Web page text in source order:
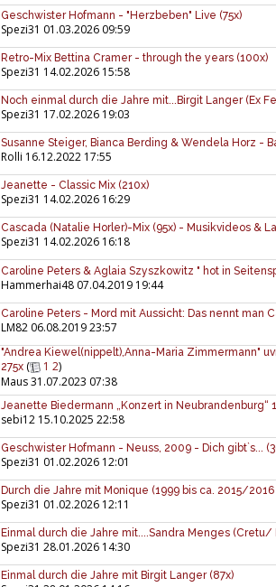
Geschwister Hofmann - "Herzbeben" Live (75x)
Spezi31 01.03.2026 09:59
Retro-Mix Bettina Cramer - through the years (100x)
Spezi31 14.02.2026 15:58
Noch einmal durch die Jahre mit...Birgit Langer (Ex
Spezi31 17.02.2026 19:03
Susanne Steiger, Bianca Berding & Wendela Horz -
Rolli 16.12.2022 17:55
Jeanette - Classic Mix (210x)
Spezi31 14.02.2026 16:29
Cascada (Natalie Horler)-Mix (95x) - Musikvideos &
Spezi31 14.02.2026 16:18
Caroline Peters & Aglaia Szyszkowitz " hot in
Hammerhai48 07.04.2019 19:44
Caroline Peters - Mord mit Aussicht: Das nennt man
LM82 06.08.2019 23:57
"Andrea Kiewel(nippelt),Anna-Maria Zimmermann"
275x ( 1 2)
Maus31.07.2023 07:38
Jeanette Biedermann „Konzert in Neubrandenburg“
sebi12 15.10.2025 22:58
Geschwister Hofmann - Neuss, 2009 - Dich gibt`s...
Spezi31 01.02.2026 12:01
Durch die Jahre mit Monique (1999 bis ca. 2015/2016
Spezi31 01.02.2026 12:11
Einmal durch die Jahre mit....Sandra Menges (Cretu/
Spezi31 28.01.2026 14:30
Einmal durch die Jahre mit Birgit Langer (87x)